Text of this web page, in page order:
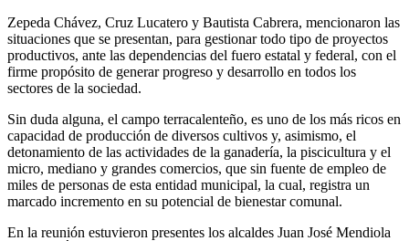
Zepeda Chávez, Cruz Lucatero y Bautista Cabrera, mencionaron las
situaciones que se presentan, para gestionar todo tipo de proyectos
productivos, ante las dependencias del fuero estatal y federal, con el
firme propósito de generar progreso y desarrollo en todos los
sectores de la sociedad.
Sin duda alguna, el campo terracalenteño, es uno de los más ricos en
capacidad de producción de diversos cultivos y, asimismo, el
detonamiento de las actividades de la ganadería, la piscicultura y el
micro, mediano y grandes comercios, que sin fuente de empleo de
miles de personas de esta entidad municipal, la cual, registra un
marcado incremento en su potencial de bienestar comunal.
En la reunión estuvieron presentes los alcaldes Juan José Mendiola